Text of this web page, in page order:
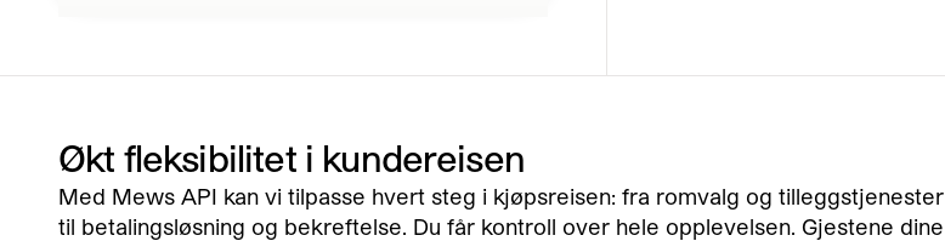
Økt fleksibilitet i kundereisen
Med Mews API kan vi tilpasse hvert steg i kjøpsreisen: fra romvalg og tilleggstjenester
til betalingsløsning og bekreftelse. Du får kontroll over hele opplevelsen. Gjestene dine